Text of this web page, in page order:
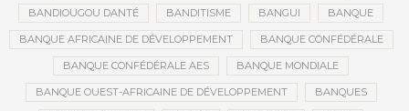
BANDIOUGOU DANTÉ BANDITISME BANGUI BANQUE
BANQUE AFRICAINE DE DÉVELOPPEMENT BANQUE CONFÉDÉRALE
BANQUE CONFÉDÉRALE AES BANQUE MONDIALE
BANQUE OUEST-AFRICAINE DE DÉVELOPPEMENT BANQUES